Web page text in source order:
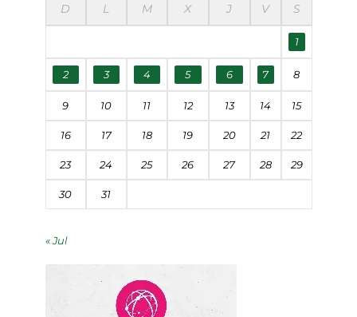
D L M X J V S
1
2 3 4 5 6 7 8
9 10 11 12 13 14 15
16 17 18 19 20 21 22
23 24 25 26 27 28 29
30 31
« Jul